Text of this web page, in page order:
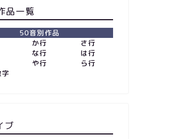
品一覧
50音別作品
か行
さ行
な行
は行
や行
ら行
ブ